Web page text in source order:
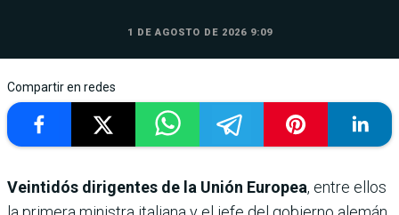
1 DE AGOSTO DE 2026 9:09
Compartir en redes
Veintidós dirigentes de la Unión Europea, entre ellos